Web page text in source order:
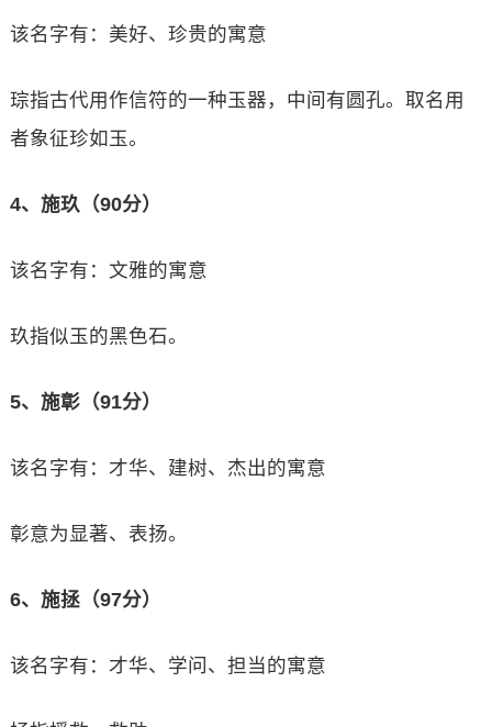
该名字有：美好、珍贵的寓意
琮指古代用作信符的一种玉器，中间有圆孔。取名用
者象征珍如玉。
4、施玖（90分）
该名字有：文雅的寓意
玖指似玉的黑色石。
5、施彰（91分）
该名字有：才华、建树、杰出的寓意
彰意为显著、表扬。
6、施拯（97分）
该名字有：才华、学问、担当的寓意